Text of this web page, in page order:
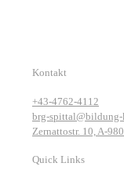
Kontakt
+43-4762-4112
brg-spittal@bildung-
Zernattostr. 10, A-
Quick Links